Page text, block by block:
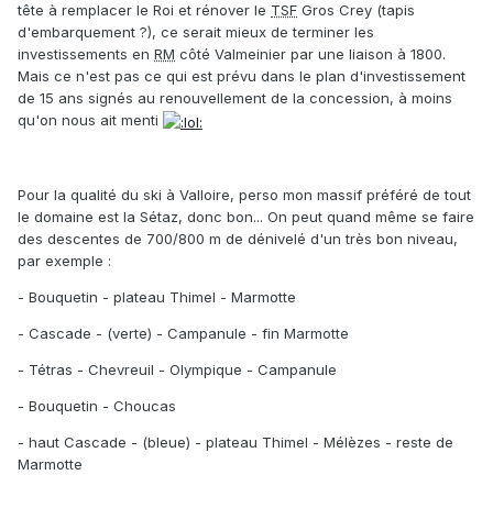
tête à remplacer le Roi et rénover le TSF Gros Crey (tapis
d'embarquement ?), ce serait mieux de terminer les
investissements en RM côté Valmeinier par une liaison à 1800.
Mais ce n'est pas ce qui est prévu dans le plan d'investissement
de 15 ans signés au renouvellement de la concession, à moins
qu'on nous ait menti
Pour la qualité du ski à Valloire, perso mon massif préféré de tout
le domaine est la Sétaz, donc bon... On peut quand même se faire
des descentes de 700/800 m de dénivelé d'un très bon niveau,
par exemple :
- Bouquetin - plateau Thimel - Marmotte
- Cascade - (verte) - Campanule - fin Marmotte
- Tétras - Chevreuil - Olympique - Campanule
- Bouquetin - Choucas
- haut Cascade - (bleue) - plateau Thimel - Mélèzes - reste de
Marmotte